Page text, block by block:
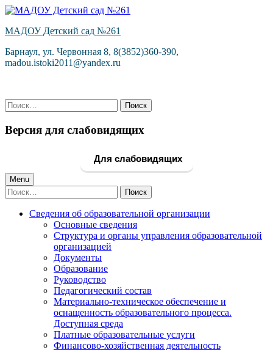
Skip
content
МАДОУ Детский сад №261
Барнаул, ул. Червонная 8, 8(3852)360-390,
madou.istoki2011@yandex.ru
Найти:
Версия для слабовидящих
Для слабовидящих
Primary
Menu
Menu
Найти:
Сведения об образовательной организации
Основные сведения
Структура и органы управления образовательной
организацией
Документы
Образование
Руководство
Педагогический состав
Материально-техническое обеспечение и
оснащенность образовательного процесса.
Доступная среда
Платные образовательные услуги
Финансово-хозяйственная деятельность